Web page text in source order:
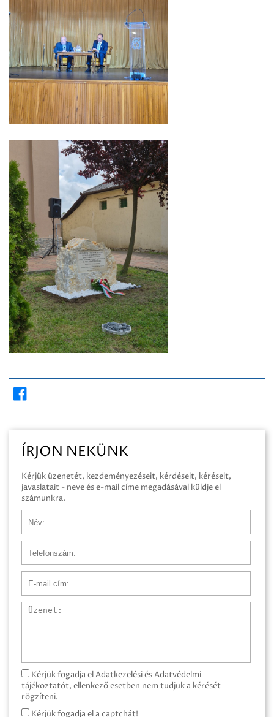
ÍRJON NEKÜNK
Kérjük üzenetét, kezdeményezéseit, kérdéseit, kéréseit,
javaslatait - neve és e-mail címe megadásával küldje el
számunkra.
Üzenet
Kérjük fogadja el Adatkezelési és Adatvédelmi
tájékoztatót, ellenkező esetben nem tudjuk a kérését
rögzíteni.
Kérjük fogadja el a captchát!